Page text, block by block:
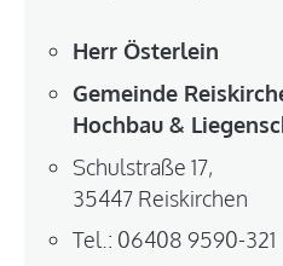
Herr Österlein
Gemeinde
Hochbau &
Schulstraße 17,
35447 Reiskirchen
Tel.: 06408 9590-321